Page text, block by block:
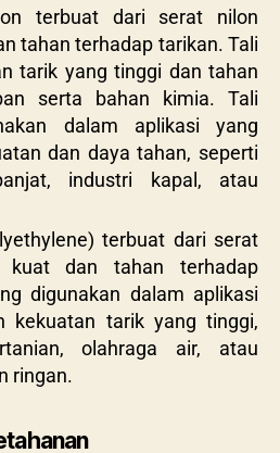
terbuat dari serat nilon
tahan terhadap tarikan. Tali
tarik yang tinggi dan tahan
serta bahan kimia. Tali
dalam aplikasi yang
dan daya tahan, seperti
industri kapal, atau
terbuat dari serat
kuat dan tahan terhadap
digunakan dalam aplikasi
kekuatan tarik yang tinggi,
olahraga air, atau
ringan.